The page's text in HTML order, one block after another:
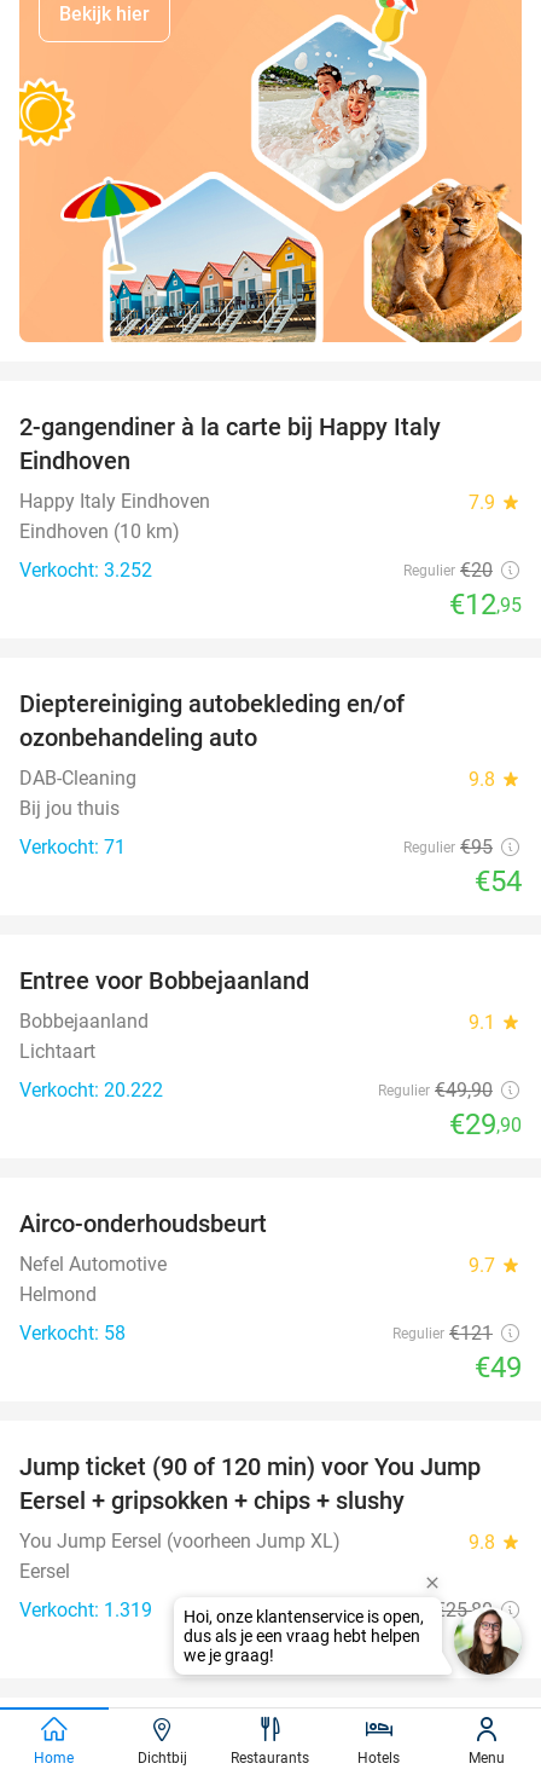
Bekijk hier
2-gangendiner à la carte bij Happy Italy
Eindhoven
Happy Italy Eindhoven 7.9 star
Eindhoven (10 km)
Verkocht: 3.252
Regulier €20
€12,95
Dieptereiniging autobekleding en/of
ozonbehandeling auto
DAB-Cleaning 9.8 star
Bij jou thuis
Verkocht: 71
Regulier €95
€54
Entree voor Bobbejaanland
Bobbejaanland 9.1 star
Lichtaart
Verkocht: 20.222
Regulier €49,90
€29,90
Airco-onderhoudsbeurt
Nefel Automotive 9.7 star
Helmond
Verkocht: 58
Regulier €121
€49
61%
Jump ticket (90 of 120 min) voor You Jump
Eersel + gripsokken + chips + slushy
You Jump Eersel (voorheen Jump XL) 9.8 star
Eersel
Verkocht: 1.319
Regulier €25,80
€9,95
27%
favorite_border
Entree voor Avonturenboerderij Molenwaard
Home Dichtbij Restaurants Hotels Menu